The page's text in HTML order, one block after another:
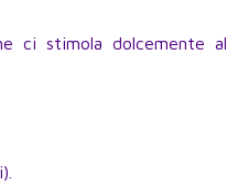
ci stimola dolcemente al